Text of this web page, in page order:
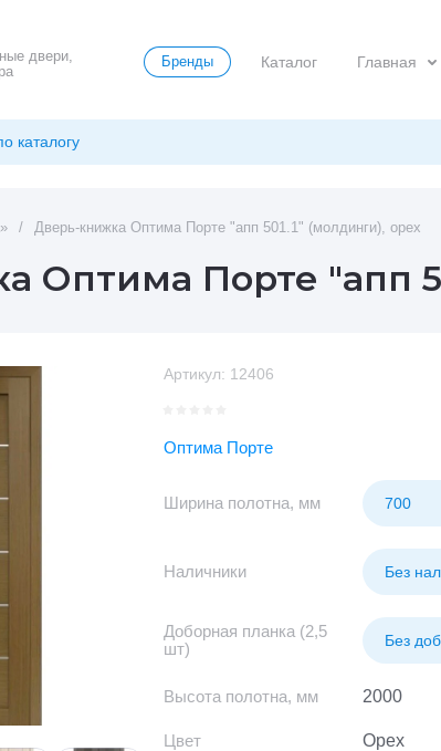
двери,
Бренды Каталог Главная
/ Дверь-книжка Оптима Порте "апп 501.1" (молдинги), орех
Оптима Порте "апп
Артикул: 12406
Оптима Порте
Ширина полотна, мм
Наличники
Доборная планка (2,5
шт)
Высота полотна, мм 2000
Цвет Орех